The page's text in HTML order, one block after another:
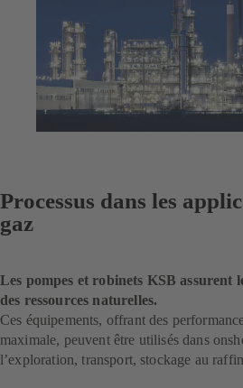
Processus dans les
gaz
Les pompes et robinets KSB assurent
des ressources naturelles.
Ces équipements, offrant des
maximale, peuvent être utilisés dans
l’exploration, transport, stockage au